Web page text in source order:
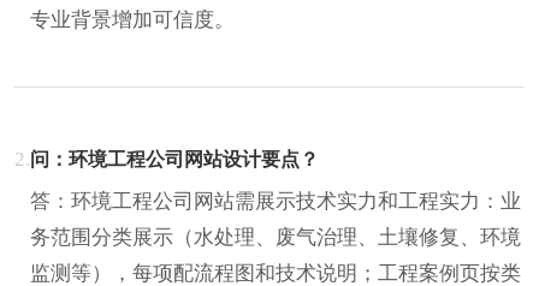
专业背景增加可信度。
2.问：环境工程公司网站设计要点？
答：环境工程公司网站需展示技术实力和工程实力：业
务范围分类展示（水处理、废气治理、土壤修复、环境
监测等），每项配流程图和技术说明；工程案例页按类